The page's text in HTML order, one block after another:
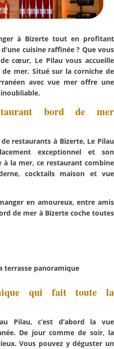
à Bizerte tout en profitant
cuisine raffinée ? Que vous
cœur, Le Pilau vous accueille
mer. Situé sur la corniche de
avec vue meroffre une
bord de mer
restaurants à Bizerte, Le Pilau
exceptionnel et son
à la mer, ce restaurant combine
, cocktails maison et vue
en amoureux, entre amis
de mer à Bizertecoche toutes
terrasse panoramique
qui fait toute la
Pilau, c’est d’abord la vue
. De jour comme de soir, la
Vous pouvez y déguster un